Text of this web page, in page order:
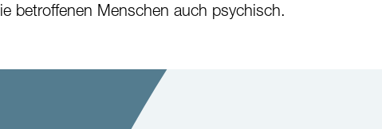
betroffenen Menschen auch psychisch.